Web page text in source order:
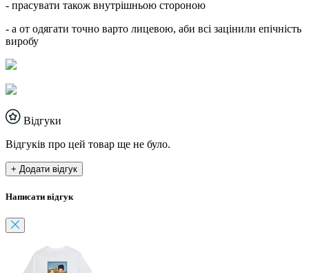
- прасувати також внутрішньою стороною
- а от одягати точно варто лицевою, аби всі зацінили епічність
виробу
Відгуки
Відгуків про цей товар ще не було.
+ Додати відгук
Написати відгук